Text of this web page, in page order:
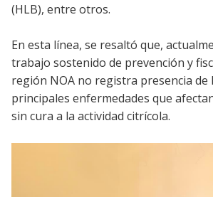
(HLB), entre otros.
En esta línea, se resaltó que,
trabajo sostenido de prevención y
región NOA no registra presencia de
principales enfermedades que
sin cura a la actividad citrícola.